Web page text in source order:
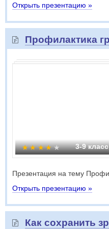
Открыть презентацию »
Профилактика
3-9
Презентация на тему
Открыть презентацию »
Как сохранить